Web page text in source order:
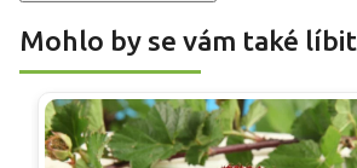
Mohlo by se vám také líbit